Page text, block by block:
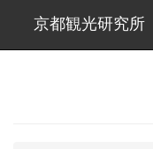
京都観光研究所